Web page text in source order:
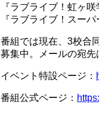
『ラブライブ！虹ヶ
『ラブライブ！スー
番組では現在、3校合
募集中。メールの宛
イベント特設ページ：
番組公式ページ：